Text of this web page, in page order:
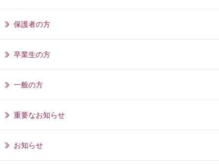
保護者の方
卒業生の方
一般の方
重要なお知らせ
お知らせ